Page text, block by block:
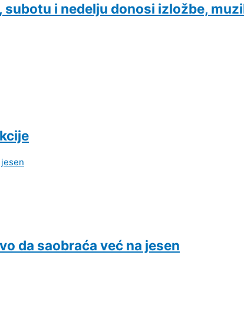
i nedelju donosi izložbe,
da saobraća već na jesen